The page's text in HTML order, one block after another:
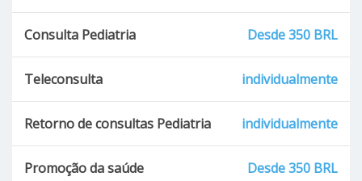
Consulta Pediatria Desde 350 BRL
Teleconsulta individualmente
Retorno de consultas Pediatria individualmente
Promoção da saúde Desde 350 BRL